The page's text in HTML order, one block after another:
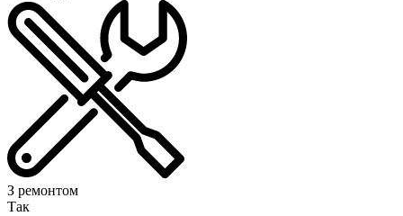
З ремонтом
Так